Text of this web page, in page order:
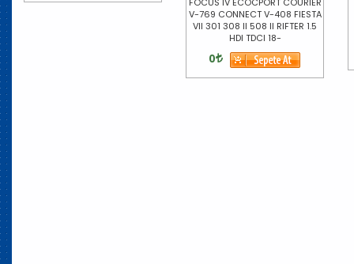
V-769 CONNECT V-408 FIESTA
VII 301 308 II 508 II RIFTER 1.5
HDI TDCI 18-
0